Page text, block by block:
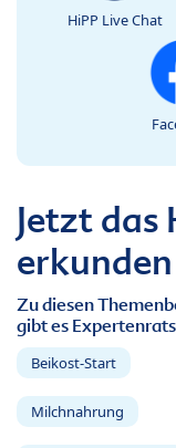
HiPP Live Chat
Jetzt das
erkunden
Zu diesen
gibt es
Beikost-Start
Milchnahrung